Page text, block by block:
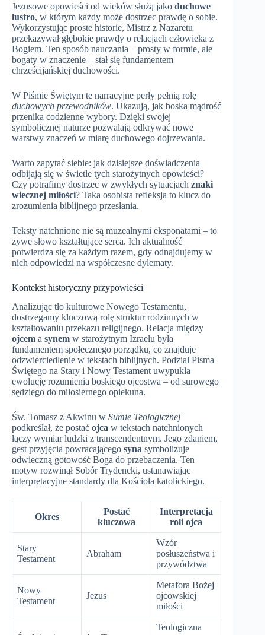
Jezusowe opowieści od wieków służą jako duchowe
lustro, w którym każdy może dostrzec prawdę o sobie.
Wykorzystując proste historie, Mistrz z Nazaretu
przekazywał głębokie prawdy o relacjach człowieka z
Bogiem. Ten sposób nauczania – prosty w formie, ale
bogaty w znaczenie – stał się fundamentem
chrześcijańskiej duchowości.
W Piśmie Świętym te narracyjne perły pełnią rolę
duchowych przewodników. Ukazują, jak boska mądrość
przenika codzienne wybory. Dzięki swojej
symbolicznej naturze pozwalają odkrywać nowe
warstwy znaczeń w miarę duchowego dojrzewania.
Warto zapytać siebie: jak dzisiejsze doświadczenia
odbijają się w świetle tych starożytnych opowieści?
Czy potrafimy dostrzec w zwykłych sytuacjach znaki
wiecznej miłości? Taka osobista refleksja to klucz do
zrozumienia biblijnego przesłania.
Teksty natchnione nie są muzealnymi eksponatami – to
żywe słowo kształtujące serca. Ich aktualność
potwierdza się za każdym razem, gdy odnajdujemy w
nich odpowiedzi na współczesne dylematy.
Kontekst historyczny przypowieści
Analizując tło kulturowe Nowego Testamentu,
dostrzegamy kluczową rolę struktur rodzinnych w
kształtowaniu przekazu religijnego. Relacja między
ojcem a synem w starożytnym Izraelu była
fundamentem społecznego porządku, co znajduje
odzwierciedlenie w tekstach biblijnych. Podział Pisma
Świętego na Stary i Nowy Testament uwypukla
ewolucję rozumienia boskiego ojcostwa – od surowego
sędziego do miłosiernego opiekuna.
Św. Tomasz z Akwinu w Sumie Teologicznej
podkreślał, że postać ojca w tekstach natchnionych
łączy wymiar ludzki z transcendentnym. Jego zdaniem,
gest przyjęcia powracającego syna symbolizuje
odwieczną gotowość Boga do przebaczenia. Ten
motyw rozwinął Sobór Trydencki, ustanawiając
interpretacyjne standardy dla Kościoła katolickiego.
Okres
Postać
kluczowa
Interpretacja
roli ojca
Stary
Testament
Abraham
Wzór
posłuszeństwa i
przywództwa
Nowy
Testament
Jezus
Metafora Bożej
ojcowskiej
miłości
Teologiczna